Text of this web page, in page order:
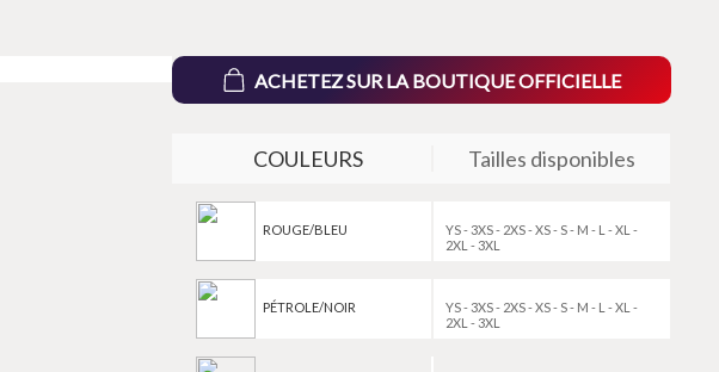
ACHETEZ SUR LA BOUTIQUE OFFICIELLE
COULEURS Tailles disponibles
ROUGE/BLEU
YS - 3XS - 2XS - XS - S - M - L - XL -
2XL - 3XL
PÉTROLE/NOIR
YS - 3XS - 2XS - XS - S - M - L - XL -
2XL - 3XL